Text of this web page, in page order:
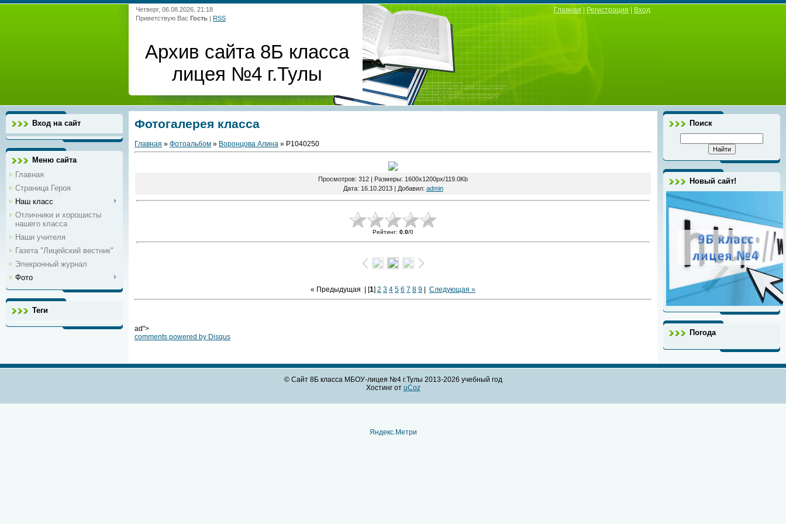
Четверг, 06.08.2026, 21:18
Приветствую Вас Гость | RSS
Архив сайта 8Б класса
лицея №4 г.Тулы
Главная Регистрация Вход
Вход на сайт
Меню сайта
Главная
Страница Героя
Наш класс
Отличники и хорошисты
нашего класса
Наши учителя
Газета "Лицейский вестник"
Элекронный журнал
Фото
Теги
Фотогалерея класса
Главная » Фотоальбом » Воронцова Алина » P1040250
Просмотров: 312 | Размеры: 1600x1200px/119.0Kb
Дата: 16.10.2013 | Добавил: admin
Рейтинг: 0.0/0
« Предыдущая | [1] 2 3 4 5 6 7 8 9 Следующая »
ad">
comments powered by Disqus
Поиск
Новый сайт!
Погода
© Сайт 8Б класса МБОУ-лицея №4 г.Тулы 2013-2026 учебный год
Хостинг от uCoz